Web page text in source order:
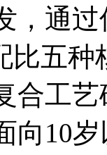
，通
比五
合工
向10